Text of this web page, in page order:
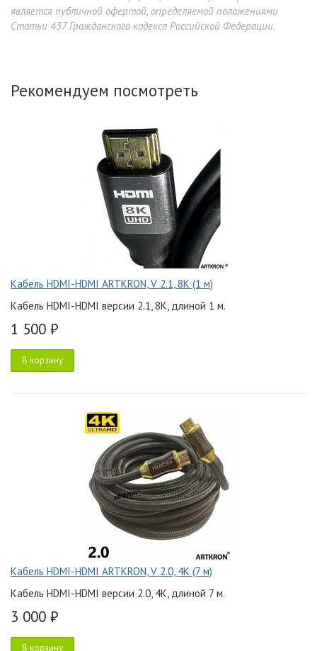
является публичной офертой, определяемой положениями
Статьи 437 Гражданского кодекса Российской Федерации.
Рекомендуем посмотреть
Кабель HDMI-HDMI ARTKRON, V 2.1, 8K (1 м)
Кабель HDMI-HDMI версии 2.1, 8K, длиной 1 м.
1 500 ₽
В корзину
Кабель HDMI-HDMI ARTKRON, V 2.0, 4K (7 м)
Кабель HDMI-HDMI версии 2.0, 4K, длиной 7 м.
3 000 ₽
В корзину